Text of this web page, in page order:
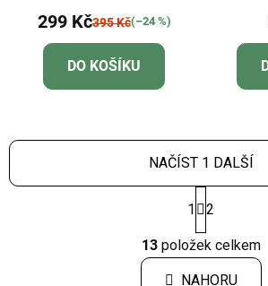
299 Kč395 Kč(–24 %)
DO KOŠÍKU
O
v
l
NAČÍST 1 DALŠÍ
S
t
r
á
n
k
1 2
13položek celkem
NAHORU